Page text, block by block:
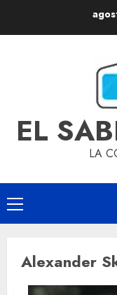
EL
LA
Alexander